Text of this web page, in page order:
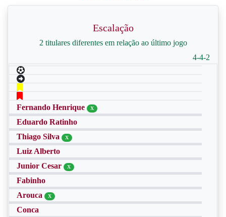
Escalação
2 titulares diferentes em relação ao último jogo
4-4-2
Fernando Henrique X
Eduardo Ratinho
Thiago Silva
X
Luiz Alberto
Junior Cesar
X
Fabinho
Arouca
X
Conca